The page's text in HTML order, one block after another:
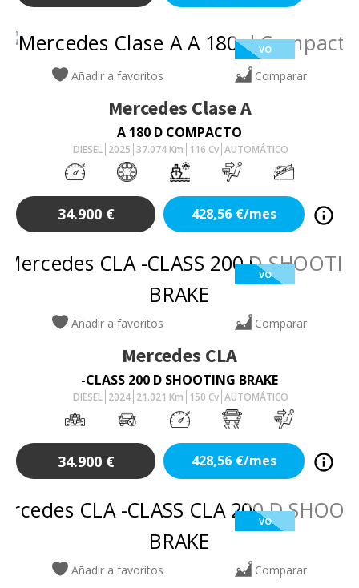
VO
Añadir a favoritos Comparar
Mercedes Clase A
A 180 D COMPACTO
DIESEL 2025 37.074 Km 116 Cv AUTOMÁTICO
34.900 € 428,56 €/mes
VO
Añadir a favoritos Comparar
Mercedes CLA
-CLASS 200 D SHOOTING BRAKE
DIESEL 2024 21.021 Km 150 Cv AUTOMÁTICO
34.900 € 428,56 €/mes
VO
Añadir a favoritos Comparar